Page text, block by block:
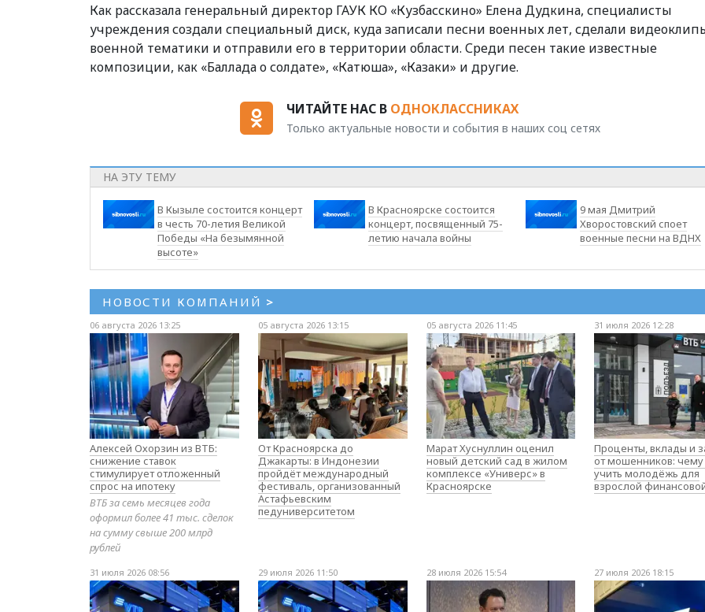
Как рассказала генеральный директор ГАУК КО «Кузбасскино» Елена Дудкина, специалисты
учреждения создали специальный диск, куда записали песни военных лет, сделали
военной тематики и отправили его в территории области. Среди песен такие известные
композиции, как «Баллада о солдате», «Катюша», «Казаки» и другие.
ЧИТАЙТЕ НАС В ОДНОКЛАССНИКАХ
Только актуальные новости и события в наших соц сетях
НА ЭТУ ТЕМУ
В Кызыле состоится концерт
в честь 70-летия Великой
Победы «На безымянной
высоте»
В Красноярске состоится
концерт, посвященный 75-
летию начала войны
9 мая Дмитрий
Хворостовский споет
военные песни на ВДНХ
НОВОСТИ КОМПАНИЙ >
06 августа 2026 13:25
Алексей Охорзин из ВТБ:
снижение ставок
стимулирует отложенный
спрос на ипотеку
ВТБ за семь месяцев года
оформил более 41 тыс. сделок
на сумму свыше 200 млрд
рублей
05 августа 2026 13:15
От Красноярска до
Джакарты: в Индонезии
пройдёт международный
фестиваль, организованный
Астафьевским
педуниверситетом
05 августа 2026 11:45
Марат Хуснуллин оценил
новый детский сад в жилом
комплексе «Универс» в
Красноярске
31 июля 2026 12:28
Проценты, вклады и
от мошенников: чему
учить молодёжь для
взрослой
31 июля 2026 08:56 29 июля 2026 11:50 28 июля 2026 15:54 27 июля 2026 18:15